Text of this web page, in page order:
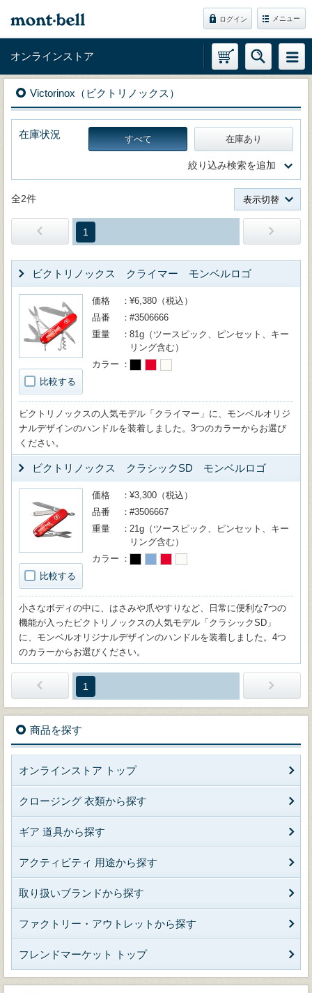
ログイン メニュー
オンラインストア
Victorinox（ビクトリノックス）
在庫状況 すべて 在庫あり
絞り込み検索を追加
全2件 表示切替
1
ビクトリノックス クライマー モンベルロゴ
比較する
価格
¥6,380（税込）
品番
#3506666
重量
81g（ツースピック、ピンセット、キー
リング含む）
カラー
ビクトリノックスの人気モデル「クライマー」に、モンベルオリジ
ナルデザインのハンドルを装着しました。3つのカラーからお選び
ください。
ビクトリノックス クラシックSD モンベルロゴ
比較する
価格
¥3,300（税込）
品番
#3506667
重量
21g（ツースピック、ピンセット、キー
リング含む）
カラー
小さなボディの中に、はさみや爪やすりなど、日常に便利な7つの
機能が入ったビクトリノックスの人気モデル「クラシックSD」
に、モンベルオリジナルデザインのハンドルを装着しました。4つ
のカラーからお選びください。
1
商品を探す
オンラインストア トップ
クロージング 衣類から探す
ギア 道具から探す
アクティビティ 用途から探す
取り扱いブランドから探す
ファクトリー・アウトレットから探す
フレンドマーケット トップ